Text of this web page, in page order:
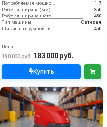
1.7
Рабочая ширина (мм)
350
450
Тип машины
Сетевая
450
Цена
198 000 руб. 183 000 руб.
Купить